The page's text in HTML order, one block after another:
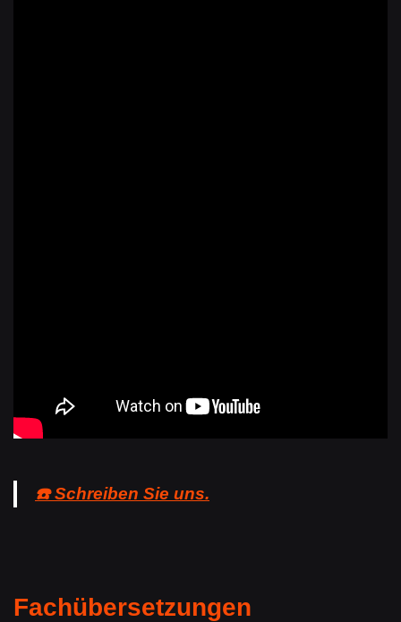
☎️ Schreiben Sie uns.
Fachübersetzungen